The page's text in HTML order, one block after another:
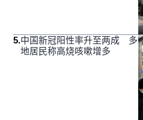
5.中国新冠阳性率升至两成 多
地居民称高烧咳嗽增多